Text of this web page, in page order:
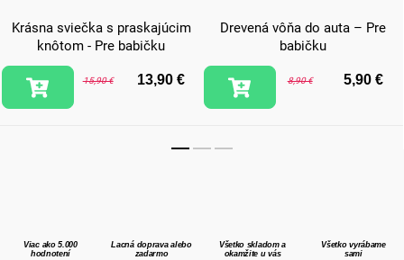
Krásna sviečka s praskajúcim
knôtom - Pre babičku
15,90 € 13,90 €
Drevená vôňa do auta – Pre
babičku
8,90 € 5,90 €
Viac ako 5.000
hodnotení
Lacná doprava alebo
zadarmo
Všetko skladom a
okamžite u vás
Všetko vyrábame
sami